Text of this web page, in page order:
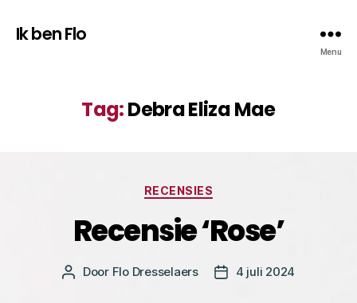
Ik ben Flo
Menu
Tag:Debra Eliza Mae
Categorieën
RECENSIES
Recensie ‘Rose’
Bericht
Door Flo Dresselaers Berichtdatum
4 juli 2024